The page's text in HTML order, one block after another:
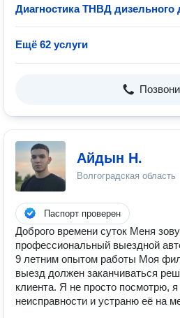
Диагностика ТНВД дизельного
Ещё 62 услуги
Айдын Н.
Волгоградская область
Паспорт проверен
Доброго времени суток Меня
профессиональный выездной
9 летним опытом работы Моя
выезд должен заканчиваться
клиента. Я не просто посмотрю,
неисправности и устраню её на